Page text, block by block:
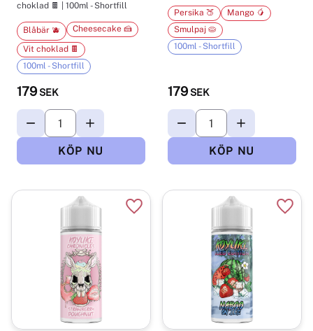
choklad 🍫 | 100ml - Shortfill
179 SEK
Blåbär 🫐 Cheesecake 🍰
Vit choklad 🍫
100ml - Shortfill
179 SEK
Persika 🍑
Mango 🥭
Smulpaj 🥧
100ml - Shortfill
Lägg till i favoriter